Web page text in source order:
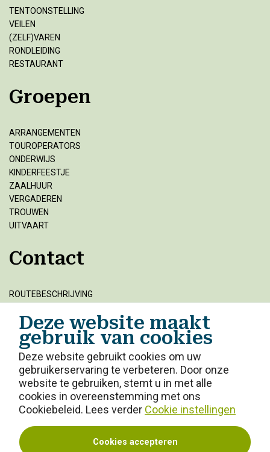
TENTOONSTELLING
VEILEN
(ZELF)VAREN
RONDLEIDING
RESTAURANT
Groepen
ARRANGEMENTEN
TOUROPERATORS
ONDERWIJS
KINDERFEESTJE
ZAALHUUR
VERGADEREN
TROUWEN
UITVAART
Contact
ROUTEBESCHRIJVING
VACATURES
BEZOEKVOORWAARDEN
ANBI
ONZE MISSIE
Deze website maakt
gebruik van cookies
Deze website gebruikt cookies om uw
gebruikerservaring te verbeteren. Door onze
website te gebruiken, stemt u in met alle
cookies in overeenstemming met ons
Cookiebeleid. Lees verder Cookie instellingen
Cookies accepteren